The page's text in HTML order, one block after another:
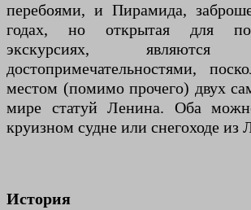
перебоями, и Пирамида,
годах, но открытая для
экскурсиях, являются
достопримечательностями,
местом (помимо прочего) двух
мире статуй Ленина. Оба
круизном судне или снегоходе из
История